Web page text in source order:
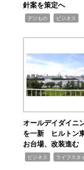
針案を策定へ
デジもの ビジネス
オールデイダイニ
を一新 ヒルトン
お台場、改装進む
ビジネス ライフスタ